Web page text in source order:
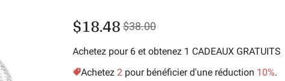
Amis de la famille
Animaux et animaux de compagnie
Passe-temps
$18.48 $38.00
Achetez pour 6 et obtenez 1 CADEAUX GRATUITS
Achetez 2 pour bénéficier d'une réduction 10%.